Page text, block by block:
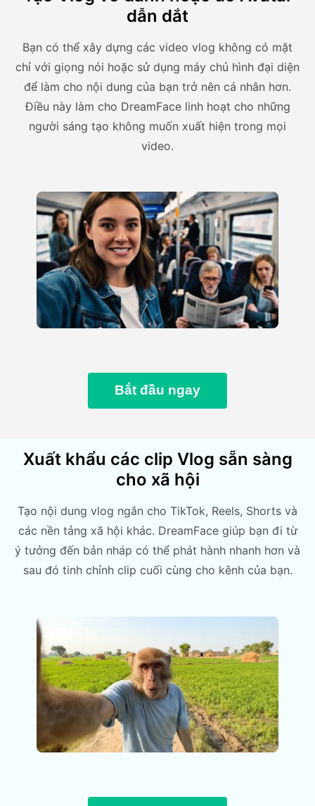
dẫn dắt
Bạn có thể xây dựng các video vlog không có mặt
chỉ với giọng nói hoặc sử dụng máy chủ hình đại diện
để làm cho nội dung của bạn trở nên cá nhân hơn.
Điều này làm cho DreamFace linh hoạt cho những
người sáng tạo không muốn xuất hiện trong mọi
video.
Bắt đầu ngay
Xuất khẩu các clip Vlog sẵn sàng
cho xã hội
Tạo nội dung vlog ngắn cho TikTok, Reels, Shorts và
các nền tảng xã hội khác. DreamFace giúp bạn đi từ
ý tưởng đến bản nháp có thể phát hành nhanh hơn và
sau đó tinh chỉnh clip cuối cùng cho kênh của bạn.